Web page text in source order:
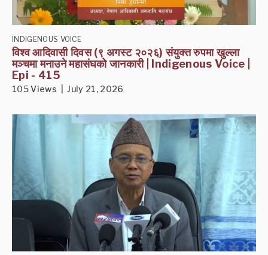
INDIGENOUS VOICE
विश्व आदिवासी दिवस (९ अगस्ट २०२६) संयुक्त रुपमा खुल्ला
मञ्चमा मनाउने महासंघको जानकारी | Indigenous Voice |
Epi - 415
105 Views | July 21, 2026